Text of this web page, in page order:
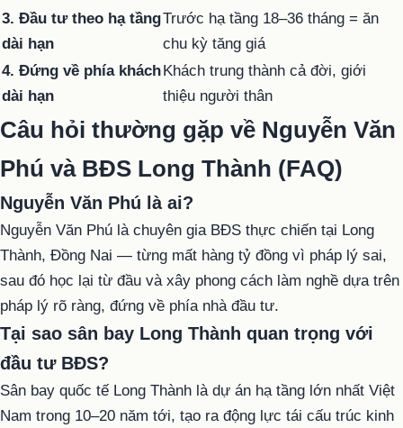
3. Đầu tư theo hạ tầng
dài hạn
Trước hạ tầng 18–36 tháng = ăn
chu kỳ tăng giá
4. Đứng về phía khách
dài hạn
Khách trung thành cả đời, giới
thiệu người thân
Câu hỏi thường gặp về Nguyễn Văn
Phú và BĐS Long Thành (FAQ)
Nguyễn Văn Phú là ai?
Nguyễn Văn Phú là chuyên gia BĐS thực chiến tại Long
Thành, Đồng Nai — từng mất hàng tỷ đồng vì pháp lý sai,
sau đó học lại từ đầu và xây phong cách làm nghề dựa trên
pháp lý rõ ràng, đứng về phía nhà đầu tư.
Tại sao sân bay Long Thành quan trọng với
đầu tư BĐS?
Sân bay quốc tế Long Thành là dự án hạ tầng lớn nhất Việt
Nam trong 10–20 năm tới, tạo ra động lực tái cấu trúc kinh